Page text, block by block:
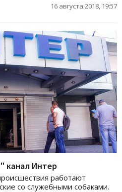
16 августа 2018, 19:57
канал Интер
работают
со служебными собаками.